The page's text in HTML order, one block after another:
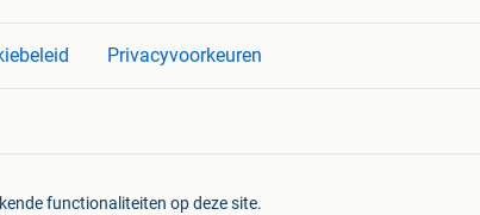
Privacyvoorkeuren
functionaliteiten op deze site.